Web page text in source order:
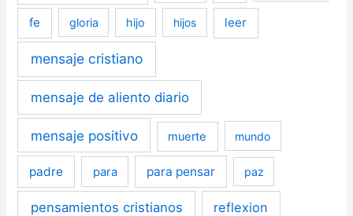
fe gloria hijo hijos leer
mensaje cristiano
mensaje de aliento diario
mensaje positivo muerte mundo
padre para para pensar paz
pensamientos cristianos reflexion